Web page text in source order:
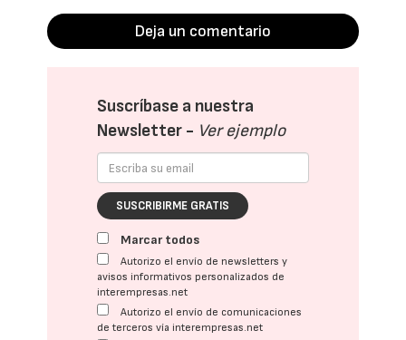
Deja un comentario
Suscríbase a nuestra
Newsletter - Ver ejemplo
SUSCRIBIRME GRATIS
Marcar todos
Autorizo el envío de newsletters y
avisos informativos personalizados de
interempresas.net
Autorizo el envío de comunicaciones
de terceros vía interempresas.net